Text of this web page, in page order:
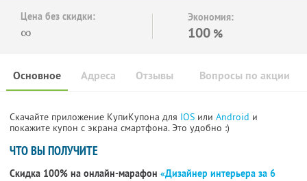
Цена без скидки:
∞
Экономия:
100 %
Основное Отзывы Вопросы по акции
Адреса
Скачайте приложение КупиКупона для IOS или Android и
покажите купон с экрана смартфона. Это удобно :)
ЧТО ВЫ ПОЛУЧИТЕ
Скидка 100% на онлайн-марафон «Дизайнер интерьера за 6